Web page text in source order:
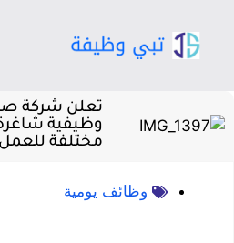
وظيفية
مختلفة
وظائف يومية